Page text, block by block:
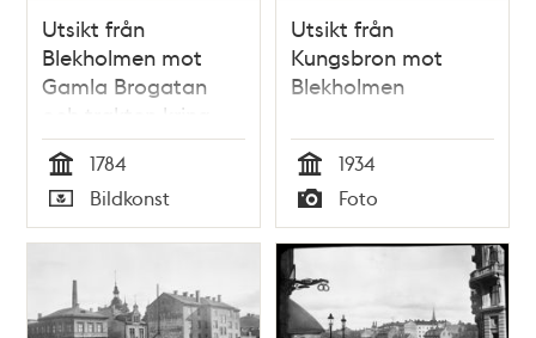
Utsikt från
Blekholmen mot
Gamla Brogatan
och trakten kring
Observatoriet
Tid
1784
Typ
Bildkonst
Utsikt från
Kungsbron mot
Blekholmen
Tid
1934
Typ
Foto